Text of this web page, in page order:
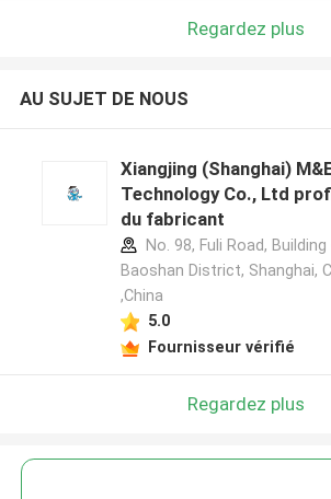
Regardez plus
AU SUJET DE NOUS
Xiangjing (Shanghai)
Technology Co., Ltd
du fabricant
No. 98, Fuli Road, Building
Baoshan District, Shanghai,
,China
5.0
Fournisseur vérifié
Regardez plus